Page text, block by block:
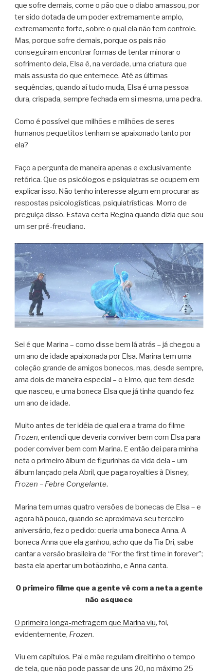
que sofre demais, come o pão que o diabo amassou, por
ter sido dotada de um poder extremamente amplo,
extremamente forte, sobre o qual ela não tem controle.
Mas, porque sofre demais, porque os pais não
conseguiram encontrar formas de tentar minorar o
sofrimento dela, Elsa é, na verdade, uma criatura que
mais assusta do que enternece. Até as últimas
sequências, quando aí tudo muda, Elsa é uma pessoa
dura, crispada, sempre fechada em si mesma, uma pedra.
Como é possível que milhões e milhões de seres
humanos pequetitos tenham se apaixonado tanto por
ela?
Faço a pergunta de maneira apenas e exclusivamente
retórica. Que os psicólogos e psiquiatras se ocupem em
explicar isso. Não tenho interesse algum em procurar as
respostas psicologísticas, psiquiatrísticas. Morro de
preguiça disso. Estava certa Regina quando dizia que sou
um ser pré-freudiano.
Sei é que Marina – como disse bem lá atrás – já chegou a
um ano de idade apaixonada por Elsa. Marina tem uma
coleção grande de amigos bonecos, mas, desde sempre,
ama dois de maneira especial – o Elmo, que tem desde
que nasceu, e uma boneca Elsa que já tinha quando fez
um ano de idade.
Muito antes de ter idéia de qual era a trama do filme
Frozen, entendi que deveria conviver bem com Elsa para
poder conviver bem com Marina. E então dei para minha
neta o primeiro álbum de figurinhas da vida dela – um
álbum lançado pela Abril, que paga royalties à Disney,
Frozen – Febre Congelante.
Marina tem umas quatro versões de bonecas de Elsa – e
agora há pouco, quando se aproximava seu terceiro
aniversário, fez o pedido: queria uma boneca Anna. A
boneca Anna que ela ganhou, acho que da Tia Dri, sabe
cantar a versão brasileira de “For the first time in forever”;
basta ela apertar um botãozinho, e Anna canta.
O primeiro filme que a gente vê com a neta a gente
não esquece
O primeiro longa-metragem que Marina viu, foi,
evidentemente, Frozen.
Viu em capítulos. Pai e mãe regulam direitinho o tempo
de tela, que não pode passar de uns 20, no máximo 25